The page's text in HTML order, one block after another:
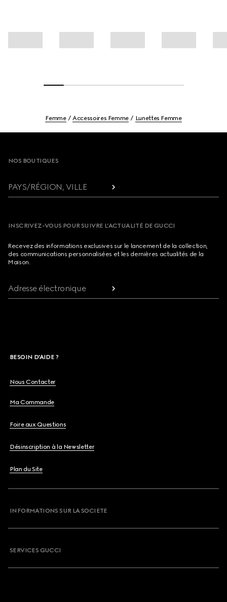
Femme Accessoires Femme Lunettes Femme
NOS BOUTIQUES
PAYS/RÉGION, VILLE
INSCRIVEZ-VOUS POUR SUIVRE L’ACTUALITÉ DE GUCCI
Recevez des informations exclusives sur le lancement de la collection,
des communications personnalisées et les dernières actualités de la
Maison.
Adresse électronique
BESOIN D'AIDE ?
Nous Contacter
Ma Commande
Foire aux Questions
Désinscription à la Newsletter
Plan du Site
INFORMATIONS SUR LA SOCIETE
SERVICES GUCCI